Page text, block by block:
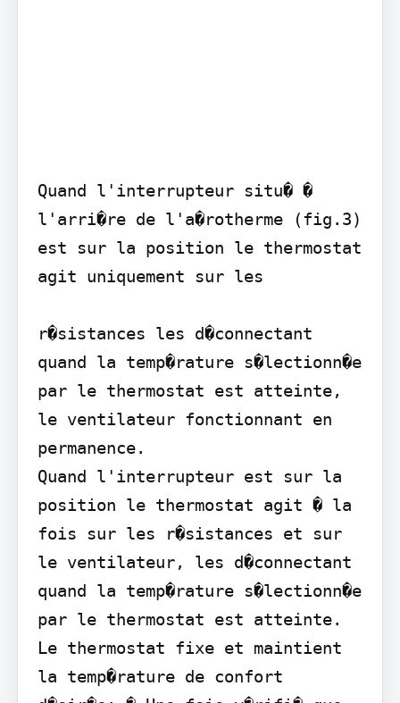
Quand l'interrupteur situ� �
l'arri�re de l'a�rotherme (fig.3)
est sur la position le thermostat
agit uniquement sur les
r�sistances les d�connectant
quand la temp�rature s�lectionn�e
par le thermostat est atteinte,
le ventilateur fonctionnant en
permanence.
Quand l'interrupteur est sur la
position le thermostat agit � la
fois sur les r�sistances et sur
le ventilateur, les d�connectant
quand la temp�rature s�lectionn�e
par le thermostat est atteinte.
Le thermostat fixe et maintient
la temp�rature de confort